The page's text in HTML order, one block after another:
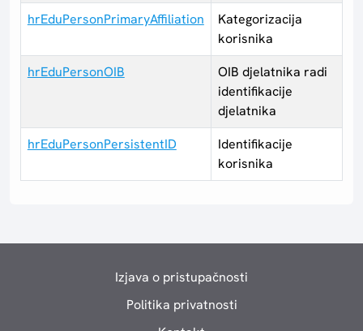
hrEduPersonPrimaryAffiliation
Kategorizacija
korisnika
hrEduPersonOIB
OIB djelatnika radi
identifikacije
djelatnika
hrEduPersonPersistentID
Identifikacije
korisnika
Izjava o pristupačnosti
Politika privatnosti